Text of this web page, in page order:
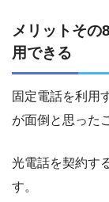
メリットその
用できる
固定電話を利用
が面倒と思った
光電話を契約す
す。